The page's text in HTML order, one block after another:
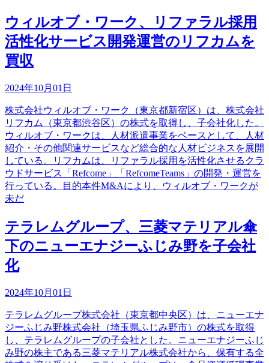
ウィルオブ・ワーク、リファラル採用
活性化サービス開発運営のリフカムを
買収
2024年10月01日
株式会社ウィルオブ・ワーク（東京都新宿区）は、株式会社
リフカム（東京都渋谷区）の株式を取得し、子会社化した。
ウィルオブ・ワークは、人材派遣事業をベースとして、人材
紹介・その他関連サービスなど総合的な人材ビジネスを展開
している。リフカムは、リファラル採用を活性化させるクラ
ウドサービス「Refcome」「RefcomeTeams」の開発・運営を
行っている。目的本件M&Aにより、ウィルオブ・ワークが
未だ
テラレムグループ、三菱マテリアル傘
下のニューエナジーふじみ野を子会社
化
2024年10月01日
テラレムグループ株式会社（東京都中央区）は、ニューエナ
ジーふじみ野株式会社（埼玉県ふじみ野市）の株式を取得
し、テラレムグループの子会社とした。ニューエナジーふじ
み野の株主である三菱マテリアル株式会社から、保有する全